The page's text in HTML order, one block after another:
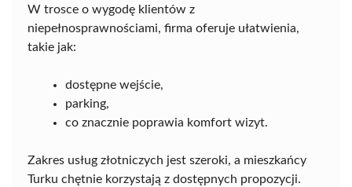
W trosce o wygodę klientów z
niepełnosprawnościami, firma oferuje ułatwienia,
takie jak:
dostępne wejście,
parking,
co znacznie poprawia komfort wizyt.
Zakres usług złotniczych jest szeroki, a mieszkańcy
Turku chętnie korzystają z dostępnych propozycji.